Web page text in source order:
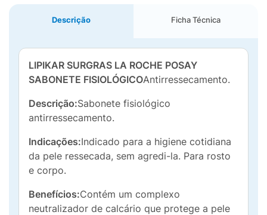
Descrição Ficha Técnica
LIPIKAR SURGRAS LA ROCHE POSAY
SABONETE FISIOLÓGICOAntirressecamento.
Descrição:Sabonete fisiológico
antirressecamento.
Indicações:Indicado para a higiene cotidiana
da pele ressecada, sem agredi-la. Para rosto
e corpo.
Benefícios:Contém um complexo
neutralizador de calcário que protege a pele